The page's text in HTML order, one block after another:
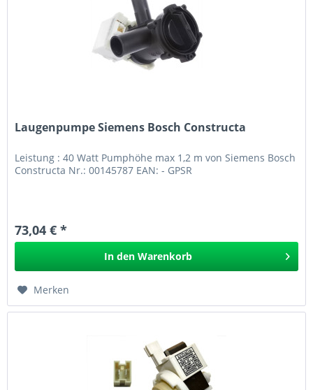
Laugenpumpe Siemens Bosch Constructa
Leistung : 40 Watt Pumphöhe max 1,2 m von Siemens Bosch
Constructa Nr.: 00145787 EAN: - GPSR
73,04 € *
In den Warenkorb
Merken